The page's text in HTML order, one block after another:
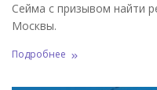
Сейма с призывом найти
Москвы.
Подробнее